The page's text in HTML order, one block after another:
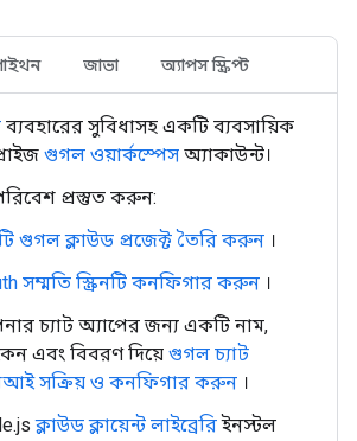
জাভা অ্যাপস স্ক্রিপ্ট
ব্যবহারের সুবিধাসহ একটি ব্যবসায়িক
গুগল ওয়ার্কস্পেস অ্যাকাউন্ট।
প্রস্তুত করুন:
গুগল ক্লাউড প্রজেক্ট তৈরি করুন ।
সম্মতি স্ক্রিনটি কনফিগার করুন ।
চ্যাট অ্যাপের জন্য একটি নাম,
এবং বিবরণ দিয়ে গুগল চ্যাট
সক্রিয় ও কনফিগার করুন ।
ক্লাউড ক্লায়েন্ট লাইব্রেরিইনস্টল